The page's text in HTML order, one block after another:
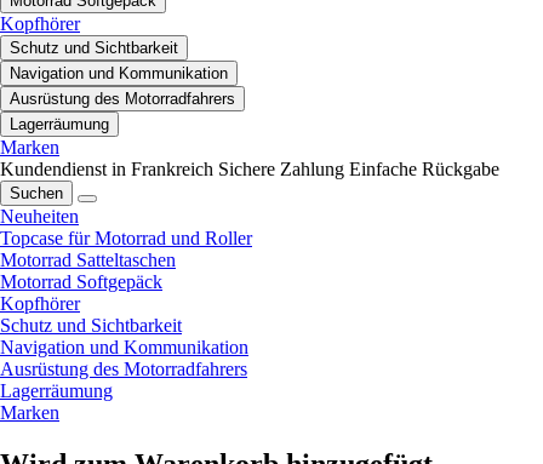
Kopfhörer
Schutz und Sichtbarkeit
Navigation und Kommunikation
Ausrüstung des Motorradfahrers
Lagerräumung
Marken
Kundendienst in Frankreich Sichere Zahlung Einfache Rückgabe
Suchen
Neuheiten
Topcase für Motorrad und Roller
Motorrad Satteltaschen
Motorrad Softgepäck
Kopfhörer
Schutz und Sichtbarkeit
Navigation und Kommunikation
Ausrüstung des Motorradfahrers
Lagerräumung
Marken